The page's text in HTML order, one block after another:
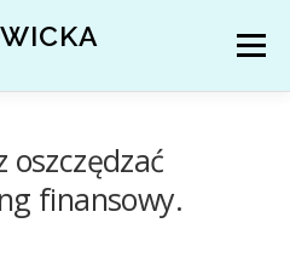
Menu
oszczędzać
finansowy.